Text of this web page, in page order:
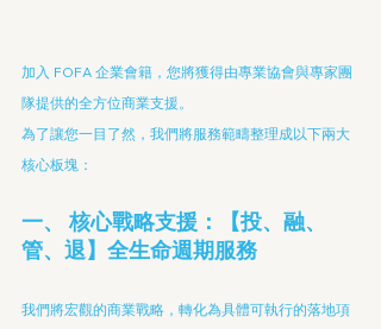
加入 FOFA 企業會籍，您將獲得由專業協會與專家團
隊提供的全方位商業支援。
為了讓您一目了然，我們將服務範疇整理成以下兩大
核心板塊：
一、 核心戰略支援：【投、融、
管、退】全生命週期服務
我們將宏觀的商業戰略，轉化為具體可執行的落地項